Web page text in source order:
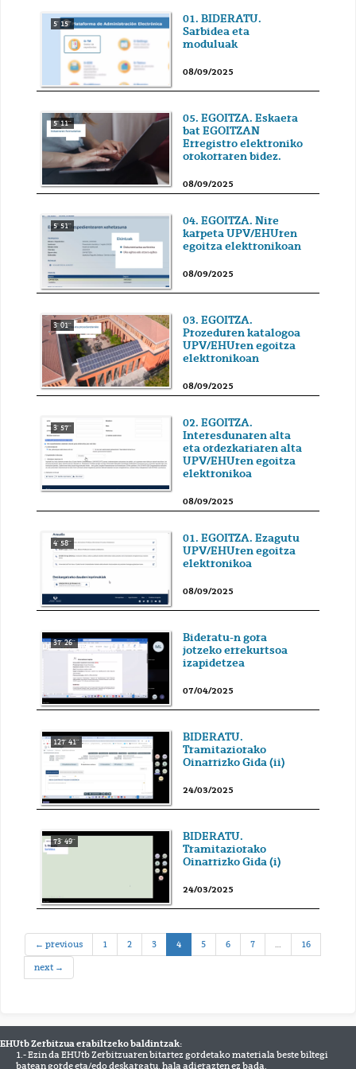
5' 15''
01. BIDERATU.
Sarbidea eta
moduluak
08/09/2025
5' 11''
05. EGOITZA. Eskaera
bat EGOITZAN
Erregistro elektroniko
orokorraren bidez.
08/09/2025
5' 51''
04. EGOITZA. Nire
karpeta UPV/EHUren
egoitza elektronikoan
08/09/2025
3' 01''
03. EGOITZA.
Prozeduren katalogoa
UPV/EHUren egoitza
elektronikoan
08/09/2025
3' 57''
02. EGOITZA.
Interesdunaren alta
eta ordezkariaren alta
UPV/EHUren egoitza
elektronikoa
08/09/2025
4' 58''
01. EGOITZA. Ezagutu
UPV/EHUren egoitza
elektronikoa
08/09/2025
37' 26''
Bideratu-n gora
jotzeko errekurtsoa
izapidetzea
07/04/2025
127' 41''
BIDERATU.
Tramitaziorako
Oinarrizko Gida (ii)
24/03/2025
73' 49''
BIDERATU.
Tramitaziorako
Oinarrizko Gida (i)
24/03/2025
← previous 1 2 3 4(current)
5 6 7 … 16
next →
EHUtb Zerbitzua erabiltzeko baldintzak:
1.- Ezin da EHUtb Zerbitzuaren bitartez gordetako materiala beste biltegi
batean gorde eta/edo deskargatu, hala adierazten ez bada.